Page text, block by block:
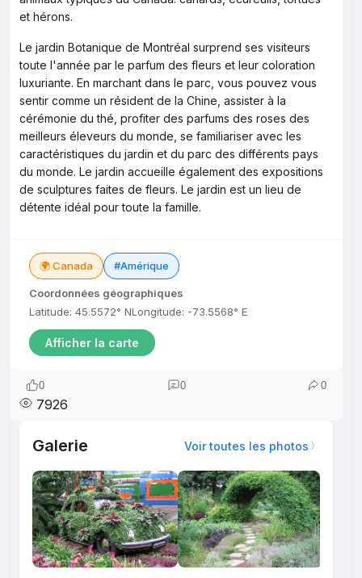
et hérons.
Le jardin Botanique de Montréal surprend ses visiteurs
toute l'année par le parfum des fleurs et leur coloration
luxuriante. En marchant dans le parc, vous pouvez vous
sentir comme un résident de la Chine, assister à la
cérémonie du thé, profiter des parfums des roses des
meilleurs éleveurs du monde, se familiariser avec les
caractéristiques du jardin et du parc des différents pays
du monde. Le jardin accueille également des expositions
de sculptures faites de fleurs. Le jardin est un lieu de
détente idéal pour toute la famille.
🌍 Canada #Amérique
Coordonnées géographiques
Latitude: 45.5572° NLongitude: -73.5568° E
Afficher la carte
0 0 0
7926
Galerie Voir toutes les photos